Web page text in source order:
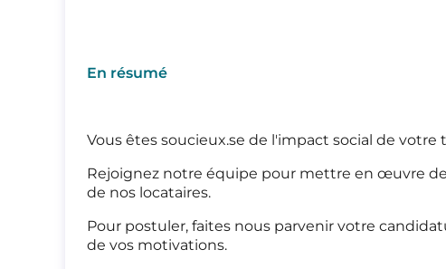
En résumé
Vous êtes soucieux.se de l'impact social de votre
Rejoignez notre équipe pour mettre en œuvre
de nos locataires.
Pour postuler, faites nous parvenir votre
de vos motivations.